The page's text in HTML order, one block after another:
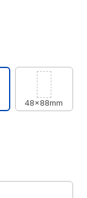
48x88mm